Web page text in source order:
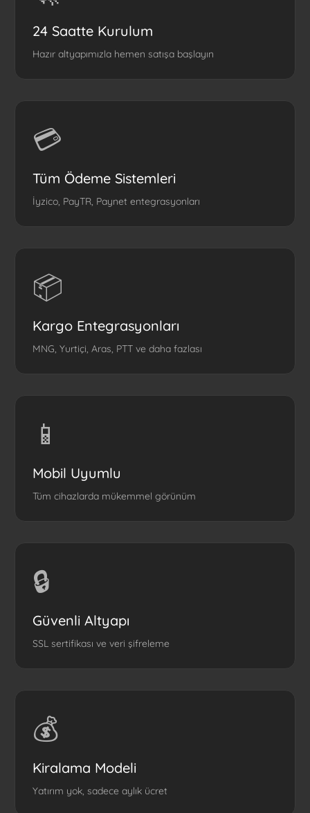
24 Saatte Kurulum
Hazır altyapımızla hemen satışa başlayın
💳
Tüm Ödeme Sistemleri
İyzico, PayTR, Paynet entegrasyonları
📦
Kargo Entegrasyonları
MNG, Yurtiçi, Aras, PTT ve daha fazlası
📱
Mobil Uyumlu
Tüm cihazlarda mükemmel görünüm
🔒
Güvenli Altyapı
SSL sertifikası ve veri şifreleme
💰
Kiralama Modeli
Yatırım yok, sadece aylık ücret